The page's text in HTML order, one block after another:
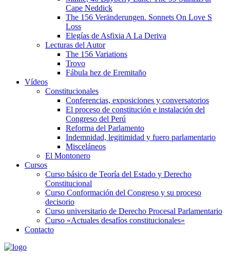
Cape Neddick
The 156 Veränderungen. Sonnets On Love S
Loss
Elegías de Asfixia A La Deriva
Lecturas del Autor
The 156 Variations
Trovo
Fábula hez de Eremitaño
Vídeos
Constitucionales
Conferencias, exposiciones y conversatorios
El proceso de constitución e instalación del
Congreso del Perú
Reforma del Parlamento
Indemnidad, legitimidad y fuero parlamentario
Misceláneos
El Montonero
Cursos
Curso básico de Teoría del Estado y Derecho
Constitucional
Curso Conformación del Congreso y su proceso
decisorio
Curso universitario de Derecho Procesal Parlamentario
Curso «Actuales desafíos constitucionales»
Contacto